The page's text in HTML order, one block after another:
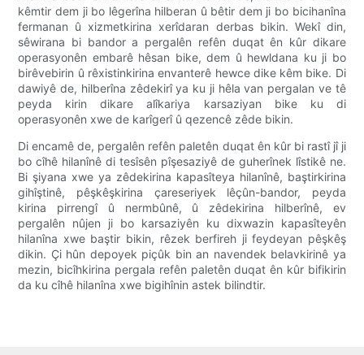
kêmtir dem ji bo lêgerîna hilberan û bêtir dem ji bo bicihanîna
fermanan û xizmetkirina xerîdaran derbas bikin. Wekî din,
sêwirana bi bandor a pergalên refên duqat ên kûr dikare
operasyonên embarê hêsan bike, dem û hewldana ku ji bo
birêvebirin û rêxistinkirina envanterê hewce dike kêm bike. Di
dawiyê de, hilberîna zêdekirî ya ku ji hêla van pergalan ve tê
peyda kirin dikare alîkariya karsaziyan bike ku di
operasyonên xwe de karîgerî û qezencê zêde bikin.
Di encamê de, pergalên refên paletên duqat ên kûr bi rastî jî ji
bo cîhê hilanînê di tesîsên pîşesaziyê de guherînek lîstikê ne.
Bi şiyana xwe ya zêdekirina kapasîteya hilanînê, baştirkirina
gihîştinê, pêşkêşkirina çareseriyek lêçûn-bandor, peyda
kirina pirrengî û nermbûnê, û zêdekirina hilberînê, ev
pergalên nûjen ji bo karsaziyên ku dixwazin kapasîteyên
hilanîna xwe baştir bikin, rêzek berfireh ji feydeyan pêşkêş
dikin. Çi hûn depoyek piçûk bin an navendek belavkirinê ya
mezin, bicîhkirina pergala refên paletên duqat ên kûr bifikirin
da ku cîhê hilanîna xwe bigihînin astek bilindtir.